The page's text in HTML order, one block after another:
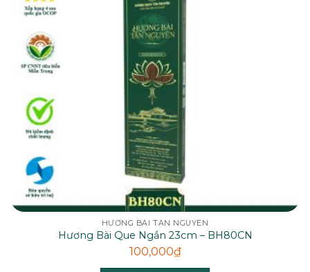
HƯƠNG BÀI TÂN NGUYÊN
Hương Bài Que Ngắn 23cm – BH80CN
100,000₫